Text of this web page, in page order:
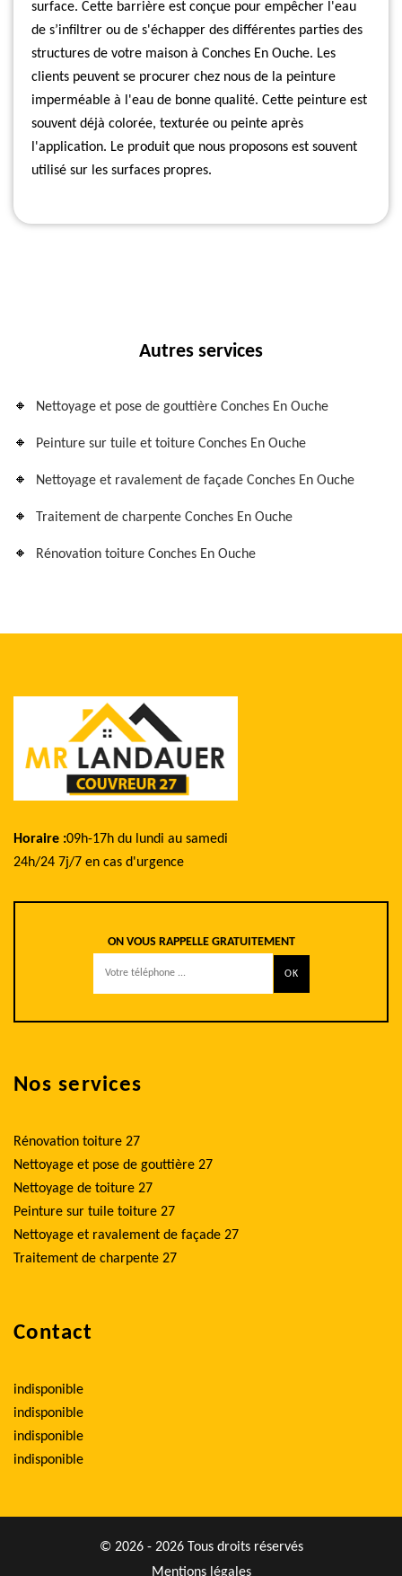
surface. Cette barrière est conçue pour empêcher l'eau
de s’infiltrer ou de s'échapper des différentes parties des
structures de votre maison à Conches En Ouche. Les
clients peuvent se procurer chez nous de la peinture
imperméable à l'eau de bonne qualité. Cette peinture est
souvent déjà colorée, texturée ou peinte après
l'application. Le produit que nous proposons est souvent
utilisé sur les surfaces propres.
Autres services
Nettoyage et pose de gouttière Conches En Ouche
Peinture sur tuile et toiture Conches En Ouche
Nettoyage et ravalement de façade Conches En Ouche
Traitement de charpente Conches En Ouche
Rénovation toiture Conches En Ouche
Horaire :09h-17h du lundi au samedi
24h/24 7j/7 en cas d'urgence
ON VOUS RAPPELLE GRATUITEMENT
Nos services
Rénovation toiture 27
Nettoyage et pose de gouttière 27
Nettoyage de toiture 27
Peinture sur tuile toiture 27
Nettoyage et ravalement de façade 27
Traitement de charpente 27
Contact
indisponible
indisponible
indisponible
indisponible
© 2026 - 2026 Tous droits réservés
Mentions légales